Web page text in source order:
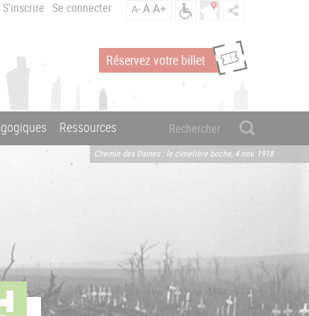
S'inscrire Se connecter A-AA+
Réservez votre billet
Ressources
Chemin des Dames : le cimetière boche, 4 nov. 1918